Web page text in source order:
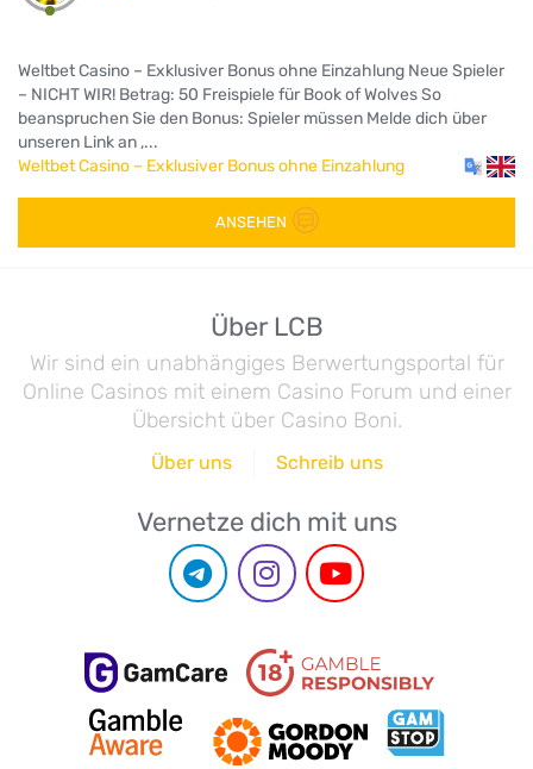
Weltbet Casino – Exklusiver Bonus ohne Einzahlung Neue Spieler
– NICHT WIR! Betrag: 50 Freispiele für Book of Wolves So
beanspruchen Sie den Bonus: Spieler müssen Melde dich über
unseren Link an ,...
Weltbet Casino – Exklusiver Bonus ohne Einzahlung
ANSEHEN
Über LCB
Wir sind ein unabhängiges Berwertungsportal für
Online Casinos mit einem Casino Forum und einer
Übersicht über Casino Boni.
Über uns Schreib uns
Vernetze dich mit uns